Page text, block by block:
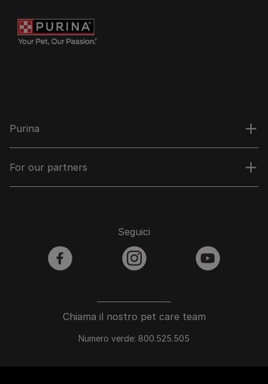
Purina
For our partners
Chiama il nostro pet care team
Numero verde: 800.525.505
Seguici
facebook instagram youtube